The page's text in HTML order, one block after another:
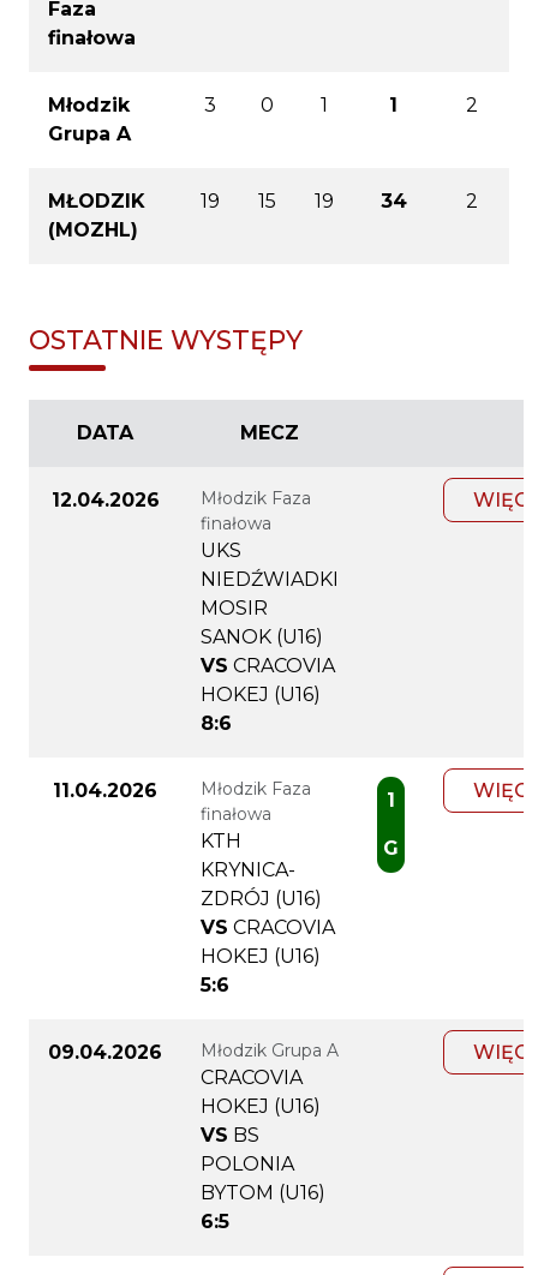
Faza
finałowa
Młodzik
Grupa A
3 0 1 1 2
MŁODZIK
(MOZHL)
19 15 19 34 2
OSTATNIE WYSTĘPY
DATA MECZ
12.04.2026
Młodzik Faza
finałowa
UKS
NIEDŹWIADKI
MOSIR
SANOK (U16)
VS CRACOVIA
HOKEJ (U16)
8:6
11.04.2026
Młodzik Faza
finałowa
KTH
KRYNICA-
ZDRÓJ (U16)
VS CRACOVIA
HOKEJ (U16)
5:6
1
G
09.04.2026 Młodzik Grupa A
CRACOVIA
HOKEJ (U16)
VS BS
POLONIA
BYTOM (U16)
6:5